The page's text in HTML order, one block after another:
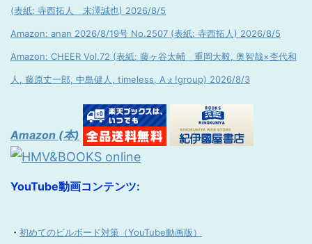
(表紙: 寺西拓人 末澤誠也) 2026/8/5
Amazon: anan 2026/8/19号 No.2507 (表紙: 寺西拓人) 2026/8/5
Amazon: CHEER Vol.72 (表紙: 藤ヶ谷太輔 重岡大毅, 奥智哉×杢代和
人, 藤原丈一郎, 中島健人, timeless, Aぇ!group) 2026/8/3
Amazon (本)
YouTube動画コンテンツ:
・ 初めてのビルボード対策（YouTube動画版）